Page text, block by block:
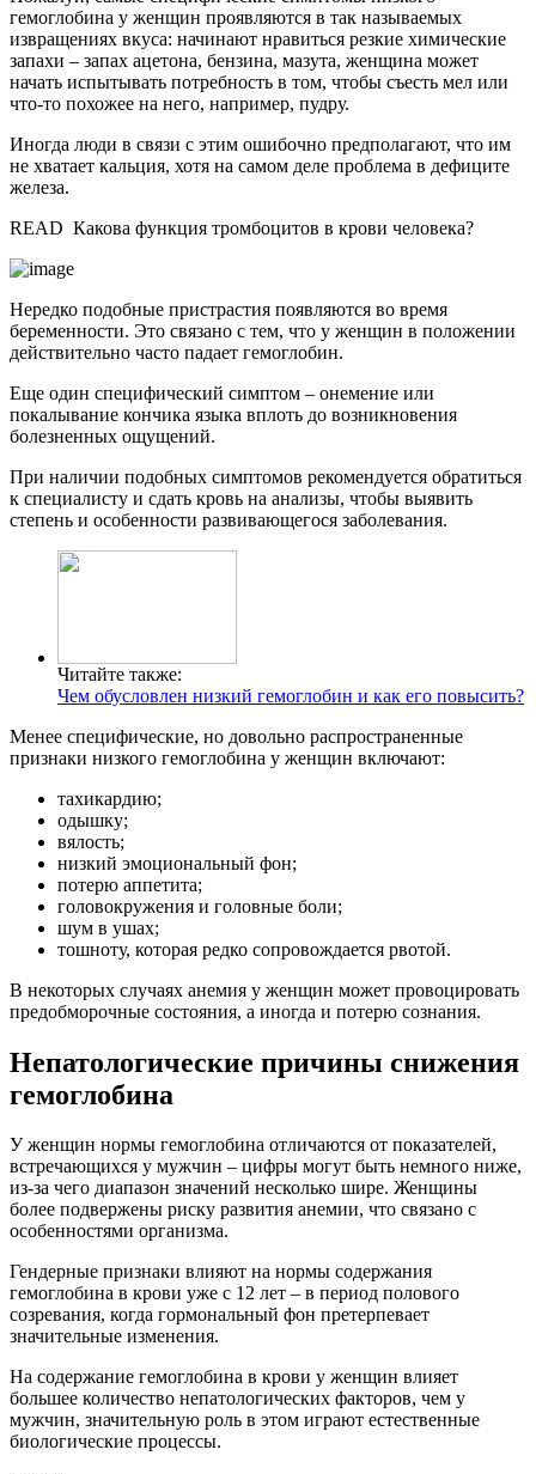
гемоглобина у женщин проявляются в так называемых
извращениях вкуса: начинают нравиться резкие химические
запахи – запах ацетона, бензина, мазута, женщина может
начать испытывать потребность в том, чтобы съесть мел или
что-то похожее на него, например, пудру.
Иногда люди в связи с этим ошибочно предполагают, что им
не хватает кальция, хотя на самом деле проблема в дефиците
железа.
READ Какова функция тромбоцитов в крови человека?
Нередко подобные пристрастия появляются во время
беременности. Это связано с тем, что у женщин в положении
действительно часто падает гемоглобин.
Еще один специфический симптом – онемение или
покалывание кончика языка вплоть до возникновения
болезненных ощущений.
При наличии подобных симптомов рекомендуется обратиться
к специалисту и сдать кровь на анализы, чтобы выявить
степень и особенности развивающегося заболевания.
Читайте также:
Чем обусловлен низкий гемоглобин и как его повысить?
Менее специфические, но довольно распространенные
признаки низкого гемоглобина у женщин включают:
тахикардию;
одышку;
вялость;
низкий эмоциональный фон;
потерю аппетита;
головокружения и головные боли;
шум в ушах;
тошноту, которая редко сопровождается рвотой.
В некоторых случаях анемия у женщин может провоцировать
предобморочные состояния, а иногда и потерю сознания.
Непатологические причины снижения
гемоглобина
У женщин нормы гемоглобина отличаются от показателей,
встречающихся у мужчин – цифры могут быть немного ниже,
из-за чего диапазон значений несколько шире. Женщины
более подвержены риску развития анемии, что связано с
особенностями организма.
Гендерные признаки влияют на нормы содержания
гемоглобина в крови уже с 12 лет – в период полового
созревания, когда гормональный фон претерпевает
значительные изменения.
На содержание гемоглобина в крови у женщин влияет
большее количество непатологических факторов, чем у
мужчин, значительную роль в этом играют естественные
биологические процессы.